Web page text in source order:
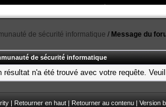
de sécurité informatique / Message du
de sécurité informatique
résultat n'a été trouvé avec votre requête.
| Retourner en haut | Retourner au contenu | Version